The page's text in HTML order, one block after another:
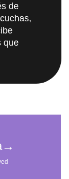
de
que